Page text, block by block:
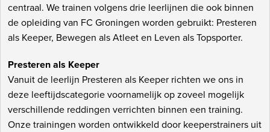
centraal. We trainen volgens drie leerlijnen die ook binnen
de opleiding van FC Groningen worden gebruikt: Presteren
als Keeper, Bewegen als Atleet en Leven als Topsporter.
Presteren als Keeper
Vanuit de leerlijn Presteren als Keeper richten we ons in
deze leeftijdscategorie voornamelijk op zoveel mogelijk
verschillende reddingen verrichten binnen een training.
Onze trainingen worden ontwikkeld door keeperstrainers uit